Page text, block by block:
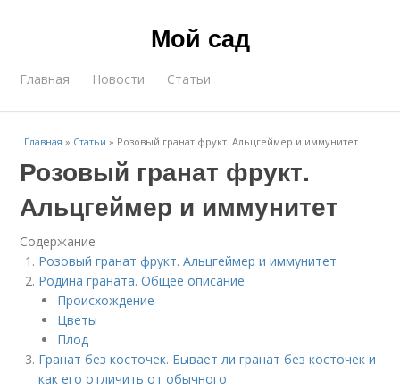
Мой сад
Главная Новости Статьи
Главная » Статьи » Розовый гранат фрукт. Альцгеймер и иммунитет
Розовый гранат фрукт.
Альцгеймер и иммунитет
Содержание
Розовый гранат фрукт. Альцгеймер и иммунитет
Родина граната. Общее описание
Происхождение
Цветы
Плод
Гранат без косточек. Бывает ли гранат без косточек и
как его отличить от обычного